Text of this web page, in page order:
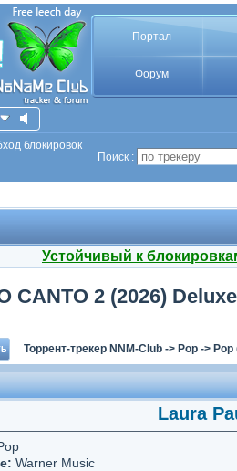
Портал
Форум
блокировок
Поиск :
Устойчивый к
CANTO 2 (2026)
Торрент-трекер NNM-Club -> Pop -> Pop
Laura
Warner Music